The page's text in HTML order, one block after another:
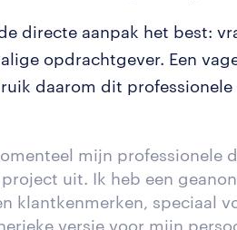
directe aanpak het best:
opdrachtgever. Een
daarom dit
mijn professionele
uit. Ik heb een
klantkenmerken, speciaal
versie voor mijn